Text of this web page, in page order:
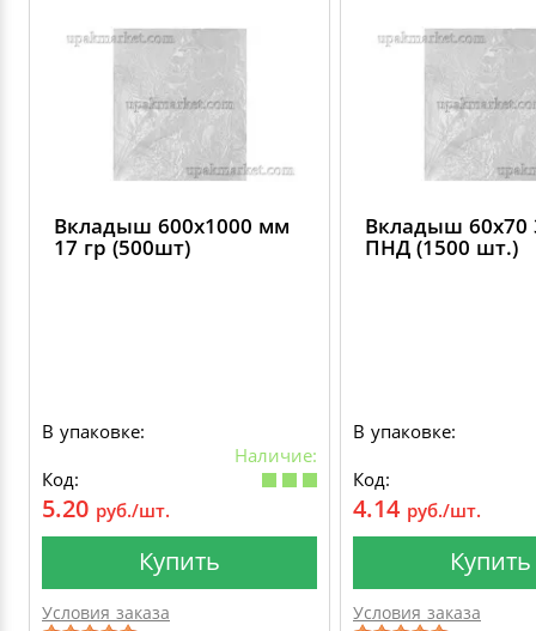
Вкладыш 600х1000 мм
17 гр (500шт)
В упаковке:
Наличие:
Код:
5.20 руб./шт.
Купить
Условия заказа
Вкладыш 60х70
ПНД (1500 шт.)
В упаковке:
Код:
4.14 руб./шт.
Купить
Условия заказа